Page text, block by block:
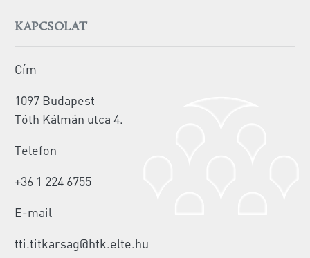
KAPCSOLAT
Cím
1097 Budapest
Tóth Kálmán utca 4.
Telefon
+36 1 224 6755
E-mail
tti.titkarsag@htk.elte.hu